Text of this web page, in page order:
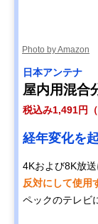
Photo by Amazon
日本アンテナ
屋内用混合
税込み1,491円
経年変化を
4Kおよび8K放
反対にして使用
ペックのテレビ